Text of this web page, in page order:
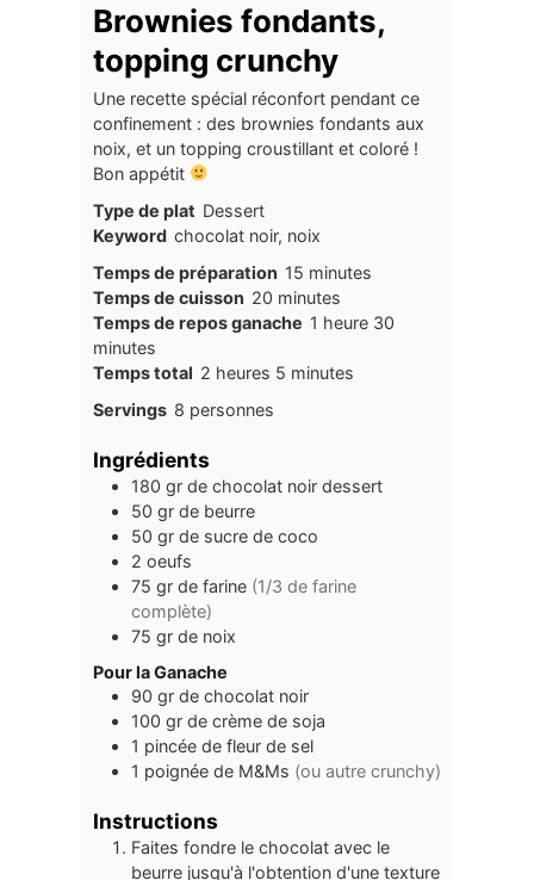
Brownies fondants,
topping crunchy
Une recette spécial réconfort pendant ce
confinement : des brownies fondants aux
noix, et un topping croustillant et coloré !
Bon appétit
Type de plat Dessert
Keyword chocolat noir, noix
Temps de préparation 15minutes
minutes
Temps de cuisson 20minutes
minutes
Temps de repos ganache 1 heure
heure 30minutes
minutes
Temps total 2heures
heures 5minutes
minutes
Servings 8 personnes
Ingrédients
180 gr de chocolat noir dessert
50 gr de beurre
50 gr de sucre de coco
2 oeufs
75 gr de farine (1/3 de farine
complète)
75 gr de noix
Pour la Ganache
90 gr de chocolat noir
100 gr de crème de soja
1 pincée de fleur de sel
1 poignée de M&Ms (ou autre crunchy)
Instructions
Faites fondre le chocolat avec le
beurre jusqu'à l'obtention d'une texture